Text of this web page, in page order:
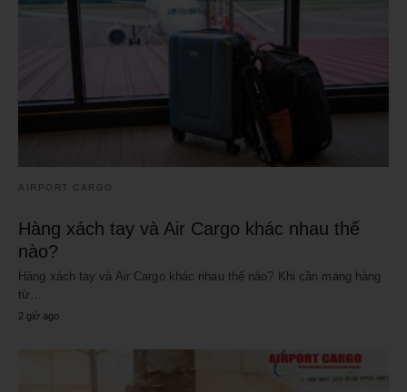
AIRPORT CARGO
Hàng xách tay và Air Cargo khác nhau thế
nào?
Hàng xách tay và Air Cargo khác nhau thế nào? Khi cần mang hàng
từ…
2 giờ ago